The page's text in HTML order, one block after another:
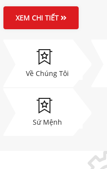
XEM CHI TIẾT
Về Chúng Tôi
Sứ Mệnh